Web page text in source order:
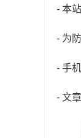
- 本
- 为
- 手
- 文